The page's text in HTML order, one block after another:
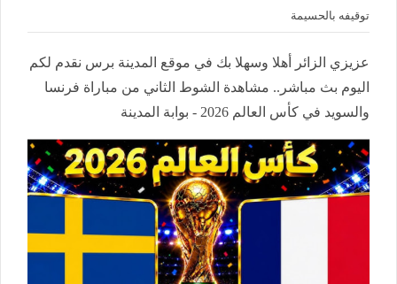
توقيفه بالحسيمة
عزيزي الزائر أهلا وسهلا بك في موقع المدينة برس نقدم لكم
اليوم بث مباشر.. مشاهدة الشوط الثاني من مباراة فرنسا
والسويد في كأس العالم 2026 - بوابة المدينة